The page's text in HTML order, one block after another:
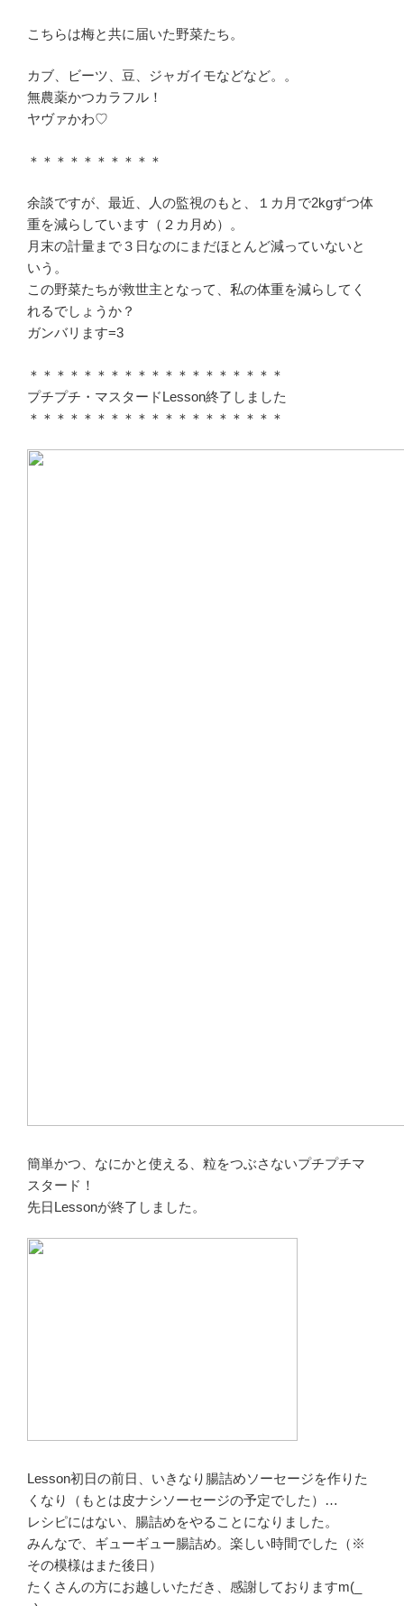
こちらは梅と共に届いた野菜たち。
カブ、ビーツ、豆、ジャガイモなどなど。。
無農薬かつカラフル！
ヤヴァかわ♡
＊＊＊＊＊＊＊＊＊＊
余談ですが、最近、人の監視のもと、１カ月で2kgずつ体
重を減らしています（２カ月め）。
月末の計量まで３日なのにまだほとんど減っていないと
いう。
この野菜たちが救世主となって、私の体重を減らしてく
れるでしょうか？
ガンバリます=3
＊＊＊＊＊＊＊＊＊＊＊＊＊＊＊＊＊＊＊
プチプチ・マスタードLesson終了しました
＊＊＊＊＊＊＊＊＊＊＊＊＊＊＊＊＊＊＊
簡単かつ、なにかと使える、粒をつぶさないプチプチマ
スタード！
先日Lessonが終了しました。
Lesson初日の前日、いきなり腸詰めソーセージを作りた
くなり（もとは皮ナシソーセージの予定でした）…
レシピにはない、腸詰めをやることになりました。
みんなで、ギューギュー腸詰め。楽しい時間でした（※
その模様はまた後日）
たくさんの方にお越しいただき、感謝しておりますm(_